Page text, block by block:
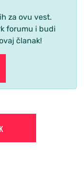
za ovu vest.
forumu i budi
članak!